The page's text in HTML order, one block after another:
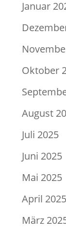
Januar
Oktober
August
Juli 2025
Juni 2025
Mai 2025
April 2025
März